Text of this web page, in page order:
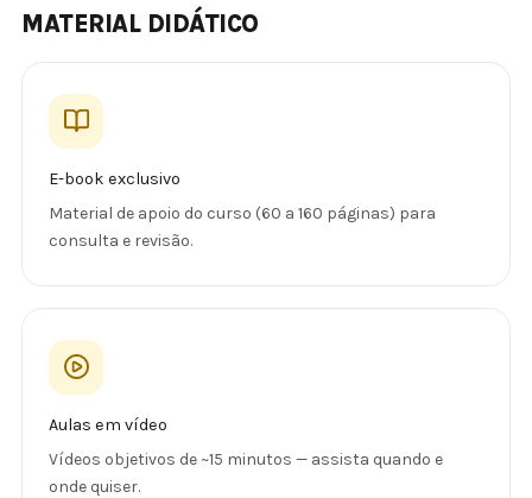
MATERIAL DIDÁTICO
E-book exclusivo
Material de apoio do curso (60 a 160 páginas) para
consulta e revisão.
Aulas em vídeo
Vídeos objetivos de ~15 minutos — assista quando e
onde quiser.